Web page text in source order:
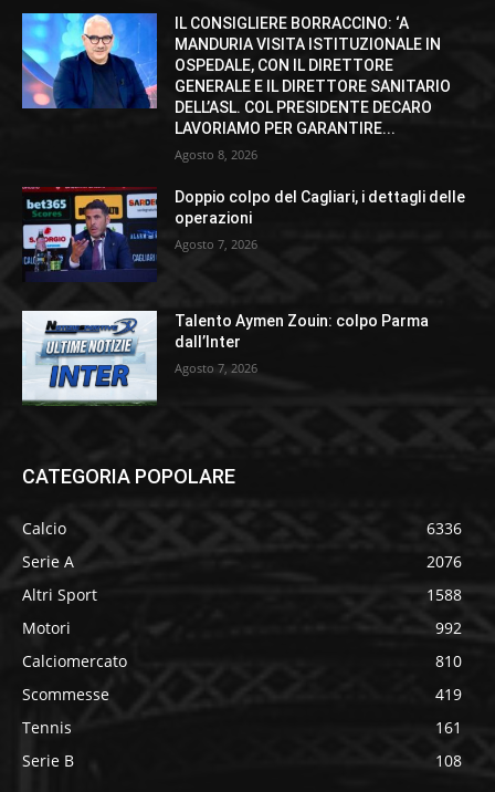
IL CONSIGLIERE BORRACCINO: ‘A
MANDURIA VISITA ISTITUZIONALE IN
OSPEDALE, CON IL DIRETTORE
GENERALE E IL DIRETTORE SANITARIO
DELL’ASL. COL PRESIDENTE DECARO
LAVORIAMO PER GARANTIRE...
Agosto 8, 2026
Doppio colpo del Cagliari, i dettagli delle
operazioni
Agosto 7, 2026
Talento Aymen Zouin: colpo Parma
dall’Inter
Agosto 7, 2026
CATEGORIA POPOLARE
Calcio
6336
Serie A
2076
Altri Sport
1588
Motori
992
Calciomercato
810
Scommesse
419
Tennis
161
Serie B
108